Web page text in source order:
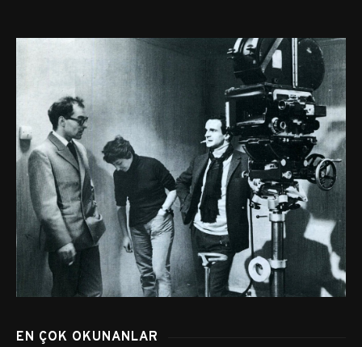
EN ÇOK OKUNANLAR